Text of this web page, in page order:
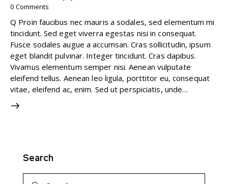
0 Comments
Q Proin faucibus nec mauris a sodales, sed elementum mi
tincidunt. Sed eget viverra egestas nisi in consequat.
Fusce sodales augue a accumsan. Cras sollicitudin, ipsum
eget blandit pulvinar. Integer tincidunt. Cras dapibus.
Vivamus elementum semper nisi. Aenean vulputate
eleifend tellus. Aenean leo ligula, porttitor eu, consequat
vitae, eleifend ac, enim. Sed ut perspiciatis, unde…
Search